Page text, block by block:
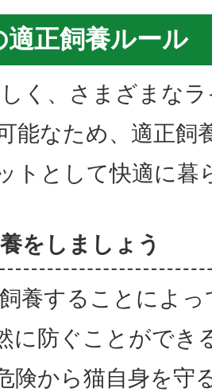
適正飼養ルール
く、さまざまな
能なため、適正飼
トとして快適に暮
養をしましょう
養することによ
に防ぐことができ
険から猫自身を守